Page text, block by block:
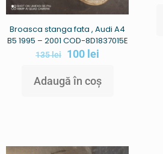
Broasca stanga fata , Audi A4
B5 1995 – 2001 COD-8D1837015E
135lei 100 lei
Adaugă în coș